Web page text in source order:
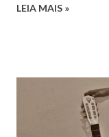
LEIA MAIS »